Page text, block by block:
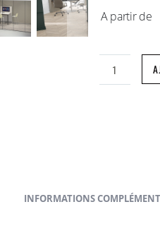
A partir de
INFORMATIONS